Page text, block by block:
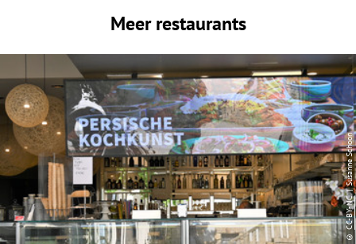
Meer restaurants
©
CC-BY-NC
| Susanne Schoon